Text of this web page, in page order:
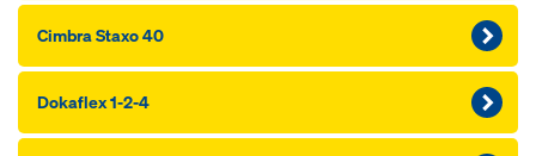
Cimbra Staxo 40
Dokaflex 1-2-4